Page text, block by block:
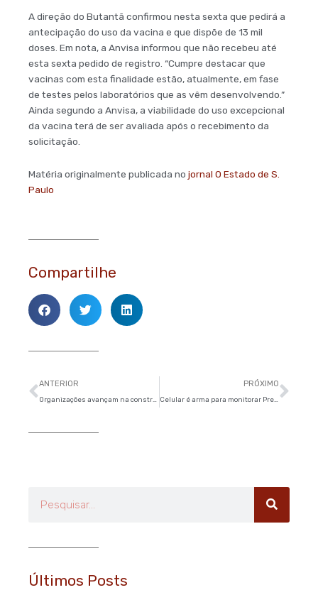
A direção do Butantã confirmou nesta sexta que pedirá a
antecipação do uso da vacina e que dispõe de 13 mil
doses. Em nota, a Anvisa informou que não recebeu até
esta sexta pedido de registro. “Cumpre destacar que
vacinas com esta finalidade estão, atualmente, em fase
de testes pelos laboratórios que as vêm desenvolvendo.”
Ainda segundo a Anvisa, a viabilidade do uso excepcional
da vacina terá de ser avaliada após o recebimento da
solicitação.
Matéria originalmente publicada no jornal O Estado de S.
Paulo
Compartilhe
Anterior
ANTERIOR PRÓXIMO
Celular é arma para monitorar Prefeitura
Últimos Posts